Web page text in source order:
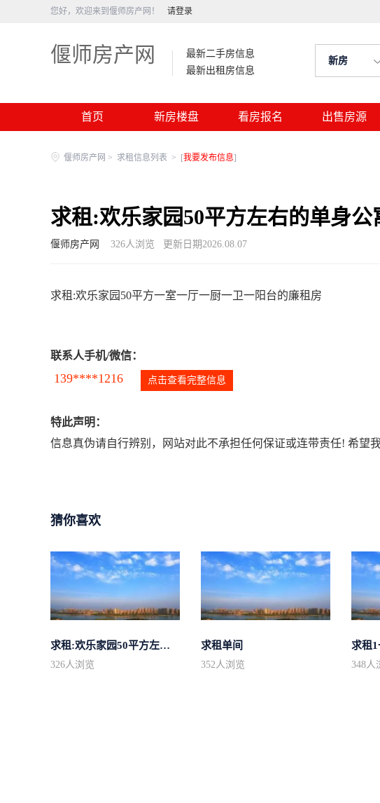
您好，欢迎来到偃师房产网！ 请登录
偃师房产网
最新二手房信息
最新出租房信息
新房
首页 新房楼盘 看房报名 出售房源
偃师房产网 > 求租信息列表 > [我要发布信息]
求租:欢乐家园50平方左右的单身公
偃师房产网 326人浏览 更新日期2026.08.07
求租:欢乐家园50平方一室一厅一厨一卫一阳台的廉租房
联系人手机/微信：
139****1216 点击查看完整信息
特此声明：
信息真伪请自行辨别，网站对此不承担任何保证或连带责任! 希望
猜你喜欢
求租:欢乐家园50平方左右的单身公寓廉...
326人浏览
求租单间
352人浏览 348人